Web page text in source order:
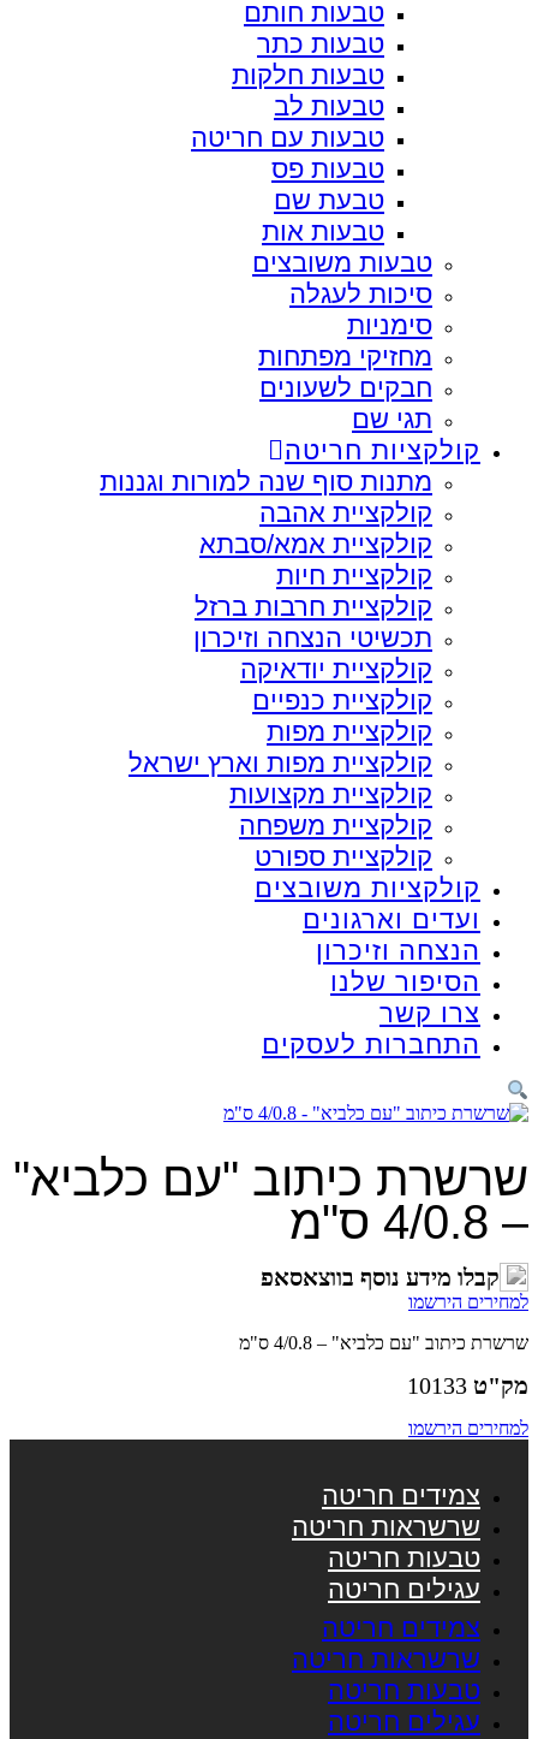
טבעות חותם
טבעות כתר
טבעות חלקות
טבעות לב
טבעות עם חריטה
טבעות פס
טבעת שם
טבעות אות
טבעות משובצים
סיכות לעגלה
סימניות
מחזיקי מפתחות
חבקים לשעונים
תגי שם
קולקציות חריטה
מתנות סוף שנה למורות וגננות
קולקציית אהבה
קולקציית אמא/סבתא
קולקציית חיות
קולקציית חרבות ברזל
תכשיטי הנצחה וזיכרון
קולקציית יודאיקה
קולקציית כנפיים
קולקציית מפות
קולקציית מפות וארץ ישראל
קולקציית מקצועות
קולקציית משפחה
קולקציית ספורט
קולקציות משובצים
ועדים וארגונים
הנצחה וזיכרון
הסיפור שלנו
צרו קשר
התחברות לעסקים
שרשרת כיתוב "עם כלביא"
– 4/0.8 ס"מ
קבלו מידע נוסף בווצאסאפ
למחירים הירשמו
שרשרת כיתוב "עם כלביא" – 4/0.8 ס"מ
מק"ט 10133
למחירים הירשמו
צמידים חריטה
שרשראות חריטה
טבעות חריטה
עגילים חריטה
צמידים חריטה
שרשראות חריטה
טבעות חריטה
עגילים חריטה